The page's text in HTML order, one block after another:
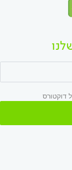
דוקטורס